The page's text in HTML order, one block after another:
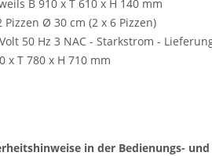
B 910 x T 610 x H 140 mm
Ø 30 cm (2 x 6 Pizzen)
50 Hz 3 NAC - Starkstrom -
x T 780 x H 710 mm
in der Bedienungs-